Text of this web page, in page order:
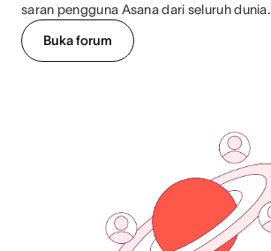
saran pengguna Asana dari seluruh dunia.
Buka forum